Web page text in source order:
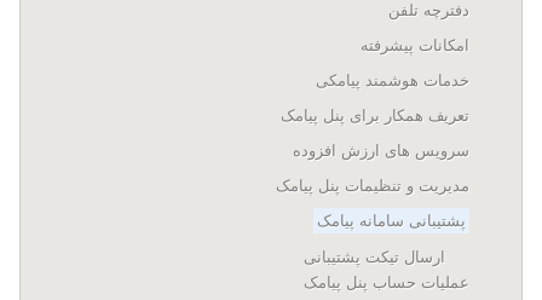
دفترچه تلفن
امکانات پیشرفته
خدمات هوشمند پیامکی
تعریف همکار برای پنل پیامک
سرویس های ارزش افزوده
مدیریت و تنظیمات پنل پیامک
پشتیبانی سامانه پیامک
ارسال تیکت پشتیبانی
عملیات حساب پنل پیامک